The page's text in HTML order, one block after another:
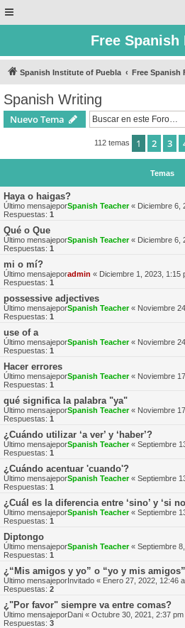
Free Spanish
Spanish Institute of Puebla Free Spanish
Spanish Writing
Nuevo Tema
112 temas 1 2 3
Temas
Haya o haigas?
Último mensajeporSpanish Teacher« Diciembre 6,
Respuestas: 1
Qué o Que
Último mensajeporSpanish Teacher« Diciembre 6,
Respuestas: 1
mi o mí?
Último mensajeporadmin « Diciembre 1, 2023, 1:15
Respuestas: 1
possessive adjectives
Último mensajeporSpanish Teacher« Noviembre
Respuestas: 1
use of a
Último mensajeporSpanish Teacher« Noviembre
Respuestas: 1
Hacer errores
Último mensajeporSpanish Teacher« Noviembre
Respuestas: 1
qué significa la palabra "ya"
Último mensajeporSpanish Teacher« Noviembre
Respuestas: 1
¿Cuándo utilizar ‘a ver’ y ‘haber’?
Último mensajeporSpanish Teacher« Septiembre
Respuestas: 1
¿Cuándo acentuar 'cuando'?
Último mensajeporSpanish Teacher« Septiembre
Respuestas: 1
¿Cuál es la diferencia entre ‘sino’ y ‘si
Último mensajeporSpanish Teacher« Septiembre
Respuestas: 1
Diptongo
Último mensajeporSpanish Teacher« Septiembre
Respuestas: 1
¿“Mis amigos y yo” o “yo y mis
Último mensajeporInvitado « Enero 27, 2022, 12:46
Respuestas: 2
¿"Por favor" siempre va entre comas?
Último mensajeporDani « Octubre 30, 2021, 2:37 pm
Respuestas: 3